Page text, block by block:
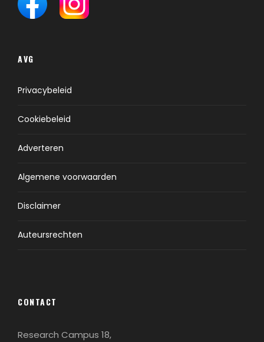
AVG
Privacybeleid
Cookiebeleid
Adverteren
Algemene voorwaarden
Disclaimer
Auteursrechten
CONTACT
Research Campus 18,